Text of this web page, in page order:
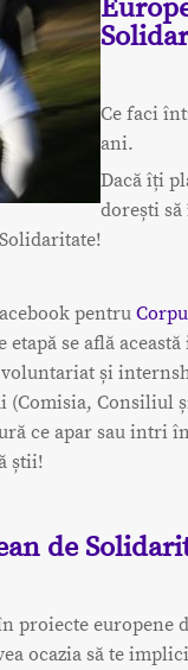
Ce faci
ani.
Dacă îți
dorești
pentru
se află
și
Consiliul
ce apar sau intri
știi!
de
proiecte europene
ocazia să te